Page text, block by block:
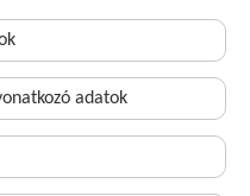
adatok